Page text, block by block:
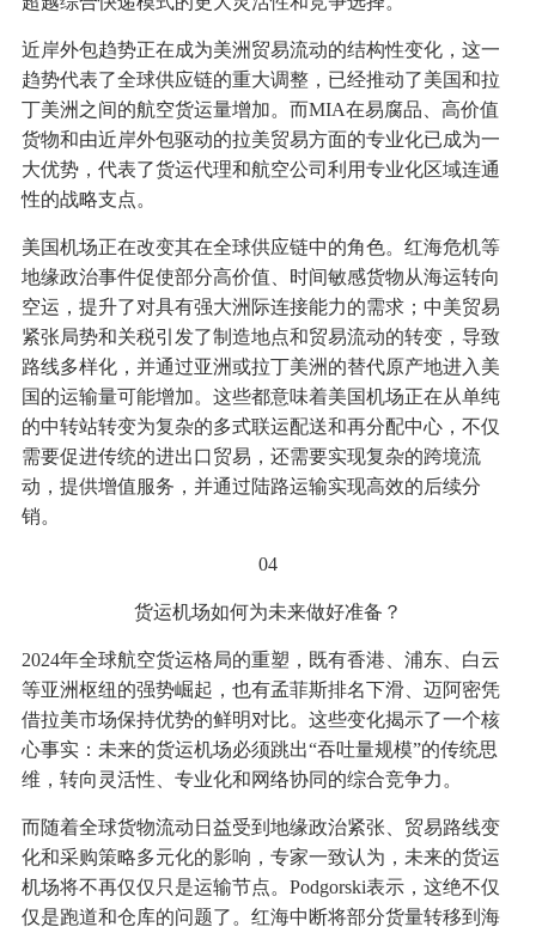
近岸外包趋势正在成为美洲贸易流动的结构性变化，这一
趋势代表了全球供应链的重大调整，已经推动了美国和拉
丁美洲之间的航空货运量增加。而MIA在易腐品、高价值
货物和由近岸外包驱动的拉美贸易方面的专业化已成为一
大优势，代表了货运代理和航空公司利用专业化区域连通
性的战略支点。
美国机场正在改变其在全球供应链中的角色。红海危机等
地缘政治事件促使部分高价值、时间敏感货物从海运转向
空运，提升了对具有强大洲际连接能力的需求；中美贸易
紧张局势和关税引发了制造地点和贸易流动的转变，导致
路线多样化，并通过亚洲或拉丁美洲的替代原产地进入美
国的运输量可能增加。这些都意味着美国机场正在从单纯
的中转站转变为复杂的多式联运配送和再分配中心，不仅
需要促进传统的进出口贸易，还需要实现复杂的跨境流
动，提供增值服务，并通过陆路运输实现高效的后续分
销。
04
货运机场如何为未来做好准备？
2024年全球航空货运格局的重塑，既有香港、浦东、白云
等亚洲枢纽的强势崛起，也有孟菲斯排名下滑、迈阿密凭
借拉美市场保持优势的鲜明对比。这些变化揭示了一个核
心事实：未来的货运机场必须跳出“吞吐量规模”的传统思
维，转向灵活性、专业化和网络协同的综合竞争力。
而随着全球货物流动日益受到地缘政治紧张、贸易路线变
化和采购策略多元化的影响，专家一致认为，未来的货运
机场将不再仅仅只是运输节点。Podgorski表示，这绝不仅
仅是跑道和仓库的问题了。红海中断将部分货量转移到海